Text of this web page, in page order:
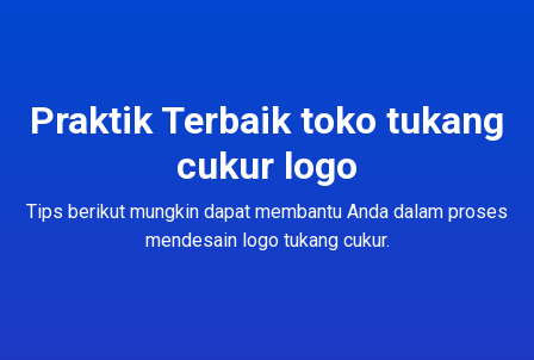
Praktik Terbaik toko tukang
cukur logo
Tips berikut mungkin dapat membantu Anda dalam proses
mendesain logo tukang cukur.